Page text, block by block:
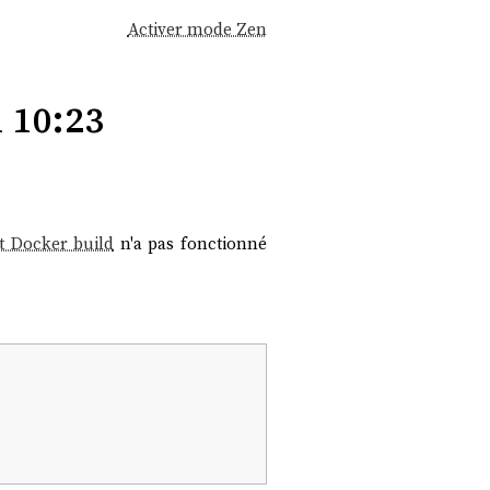
Activer mode Zen
Docker build n'a pas fonctionné